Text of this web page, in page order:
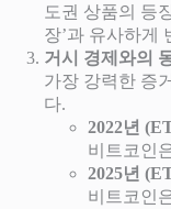
도권 상품의 등
장’과 유사하게
거시 경제와의
가장 강력한 증
다.
2022년
비트코인
2025년
비트코인